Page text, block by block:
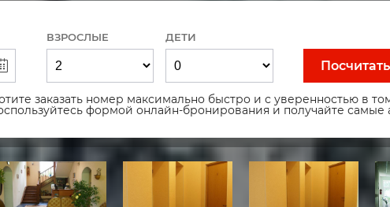
ВЗРОСЛЫЕ ДЕТИ
заказать номер максимально быстро и с уверенностью в
формой онлайн-бронирования и получайте самые